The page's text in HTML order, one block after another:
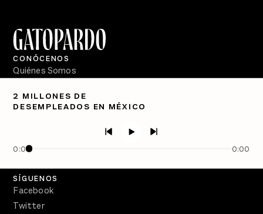
2 MILLONES DE
DESEMPLEADOS EN MÉXICO
0:00 0:00
CONÓCENOS
Quiénes Somos
PÓDCASTS
Crecer en Distopía
SÍGUENOS
Facebook
Twitter